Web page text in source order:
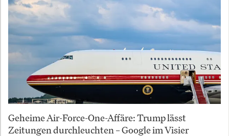
Geheime Air-Force-One-Affäre: Trump lässt
Zeitungen durchleuchten – Google im Visier